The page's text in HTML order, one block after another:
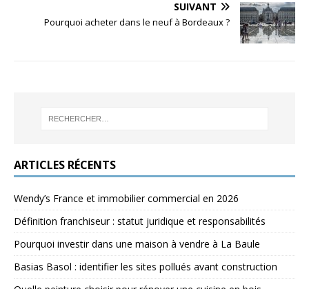
SUIVANT
Pourquoi acheter dans le neuf à Bordeaux ?
ARTICLES RÉCENTS
Wendy’s France et immobilier commercial en 2026
Définition franchiseur : statut juridique et responsabilités
Pourquoi investir dans une maison à vendre à La Baule
Basias Basol : identifier les sites pollués avant construction